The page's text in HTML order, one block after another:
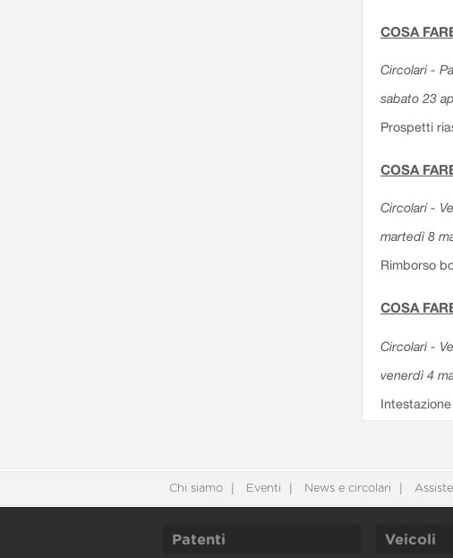
COSA
Circolari -
sabato 23
Prospetti
COSA
Circolari -
martedì 8
Rimborso
COSA
Circolari -
venerdì 4
Chi siamo Eventi News e circolari
Patenti Veicoli